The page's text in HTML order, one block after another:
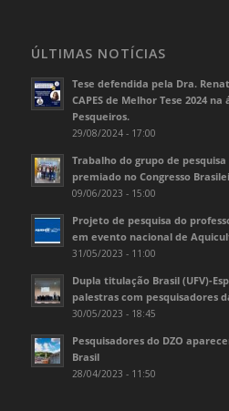
ÚLTIMAS NOTÍCIAS
Tese defendida pela Dra.
CAPES de Melhor Tese 2024
Pesqueiros.
29/08/2024 - 17:00
Trabalho do grupo de
premiado no Congresso
09/06/2023 - 15:00
Projeto de pesquisa do
em evento nacional de
31/05/2023 - 11:00
Dupla titulação Brasil (UFV)-
palestras com pesquisadores
30/05/2023 - 18:45
Pesquisadores do DZO
Brasil
28/04/2023 - 11:50